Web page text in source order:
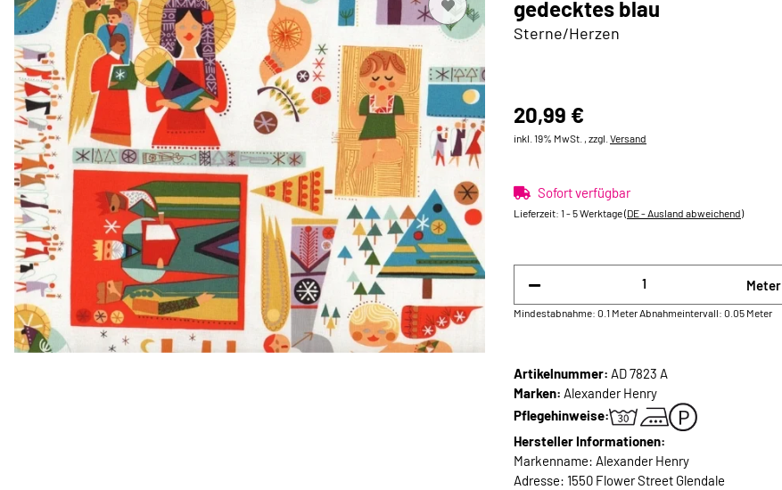
gedecktes blau
Sterne/Herzen
20,99 €
inkl. 19% MwSt. , zzgl. Versand
Sofort verfügbar
Lieferzeit: 1 - 5 Werktage(DE - Ausland abweichend)
Meter
Mindestabnahme: 0.1 MeterAbnahmeintervall: 0.05 Meter
Artikelnummer: AD 7823 A
Marken: Alexander Henry
Pflegehinweise:
Hersteller Informationen:
Markenname: Alexander Henry
Adresse: 1550 Flower Street Glendale